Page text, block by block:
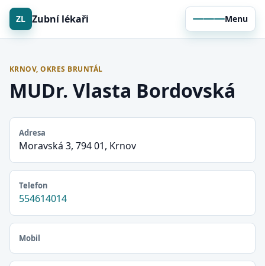
ZL Zubní lékaři Menu
KRNOV, OKRES BRUNTÁL
MUDr. Vlasta Bordovská
Adresa
Moravská 3, 794 01, Krnov
Telefon
554614014
Mobil